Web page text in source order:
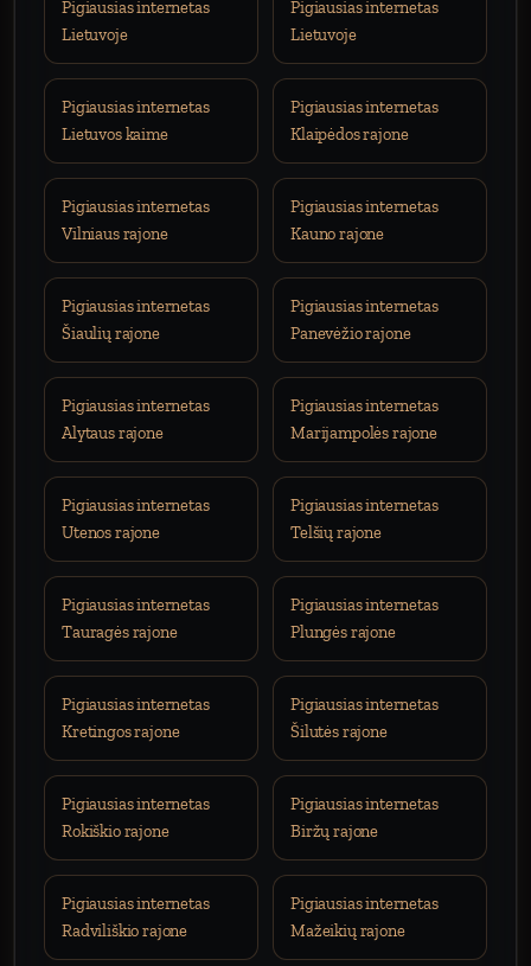
Pigiausias internetas
Lietuvoje
Pigiausias internetas
Lietuvoje
Pigiausias internetas
Lietuvos kaime
Pigiausias internetas
Klaipėdos rajone
Pigiausias internetas
Vilniaus rajone
Pigiausias internetas
Kauno rajone
Pigiausias internetas
Šiaulių rajone
Pigiausias internetas
Panevėžio rajone
Pigiausias internetas
Alytaus rajone
Pigiausias internetas
Marijampolės rajone
Pigiausias internetas
Utenos rajone
Pigiausias internetas
Telšių rajone
Pigiausias internetas
Tauragės rajone
Pigiausias internetas
Plungės rajone
Pigiausias internetas
Kretingos rajone
Pigiausias internetas
Šilutės rajone
Pigiausias internetas
Rokiškio rajone
Pigiausias internetas
Biržų rajone
Pigiausias internetas
Radviliškio rajone
Pigiausias internetas
Mažeikių rajone